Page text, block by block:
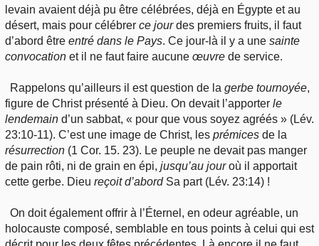
levain avaient déjà pu être célébrées, déjà en Égypte et au
désert, mais pour célébrer ce jourdes premiers fruits, il faut
d’abord être entré dans le Pays. Ce jour-là il y a une sainte
convocation et il ne faut faire aucune œuvre de service.
Rappelons qu’ailleurs il est question de lagerbe tournoyée,
figure de Christ présenté à Dieu. On devait l’apporter le
lendemain d’un sabbat, « pour que vous soyez agréés » (Lév.
23:10-11). C’est une image de Christ, les prémices de la
résurrection (1 Cor. 15. 23). Le peuple ne devait pas manger
de pain rôti, ni de grain en épi, jusqu’au jouroù il apportait
cette gerbe. Dieu reçoitd’abordSa part (Lév. 23:14) !
On doit également offrir à l’Éternel, en odeur agréable, un
holocauste composé, semblable en tous points à celui qui est